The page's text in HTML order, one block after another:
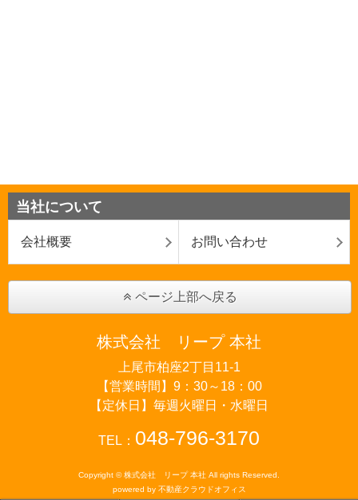
当社について
会社概要 お問い合わせ
ページ上部へ戻る
株式会社 リープ 本社
上尾市柏座2丁目11-1
【営業時間】9：30～18：00
【定休日】毎週火曜日・水曜日
TEL： 048-796-3170
Copyright © 株式会社 リープ 本社 All rights Reserved.
powered by 不動産クラウドオフィス